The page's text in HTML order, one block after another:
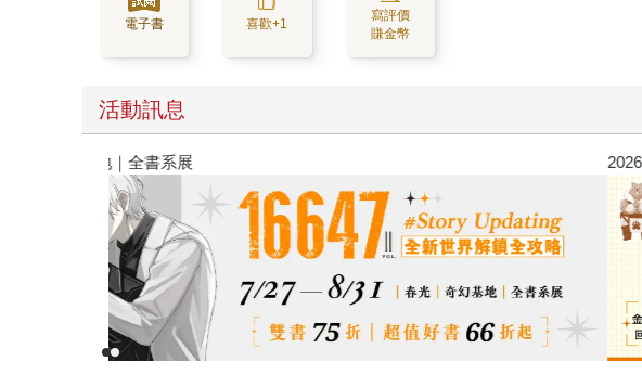
電子書 喜歡+1
寫評價
賺金幣
活動訊息
春光ｘ奇幻基地｜全書系展